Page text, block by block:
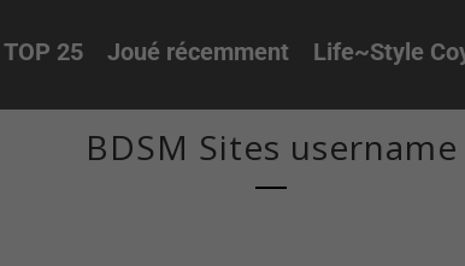
TOP 25 Joué récemment Life~Style
BDSM Sites username